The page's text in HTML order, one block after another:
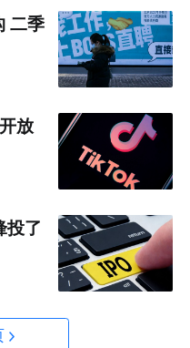
二季
放
投了